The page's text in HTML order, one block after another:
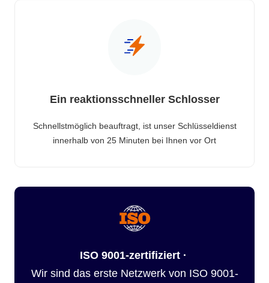
Ein reaktionsschneller Schlosser
Schnellstmöglich beauftragt, ist unser Schlüsseldienst
innerhalb von 25 Minuten bei Ihnen vor Ort
ISO 9001-zertifiziert ·
Wir sind das erste Netzwerk von ISO 9001-